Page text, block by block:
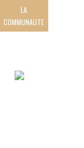
LA
COMMUNAUTE